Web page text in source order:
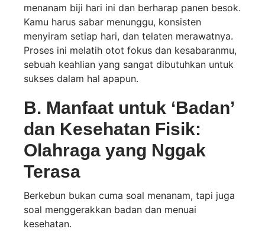
menanam biji hari ini dan berharap panen besok.
Kamu harus sabar menunggu, konsisten
menyiram setiap hari, dan telaten merawatnya.
Proses ini melatih otot fokus dan kesabaranmu,
sebuah keahlian yang sangat dibutuhkan untuk
sukses dalam hal apapun.
B. Manfaat untuk ‘Badan’
dan Kesehatan Fisik:
Olahraga yang Nggak
Terasa
Berkebun bukan cuma soal menanam, tapi juga
soal menggerakkan badan dan menuai
kesehatan.